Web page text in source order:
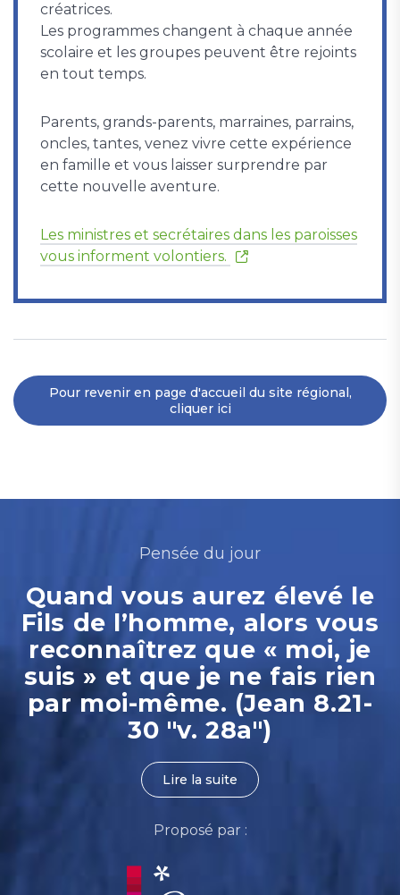
créatrices.
Les programmes changent à chaque année
scolaire et les groupes peuvent être rejoints
en tout temps.
Parents, grands-parents, marraines, parrains,
oncles, tantes, venez vivre cette expérience
en famille et vous laisser surprendre par
cette nouvelle aventure.
Les ministres et secrétaires dans les paroisses
vous informent volontiers.
Pour revenir en page d'accueil du site régional,
cliquer ici
Pensée du jour
Quand vous aurez élevé le
Fils de l’homme, alors vous
reconnaîtrez que « moi, je
suis » et que je ne fais rien
par moi-même. (Jean 8.21-
30 "v. 28a")
Lire la suite
Proposé par :